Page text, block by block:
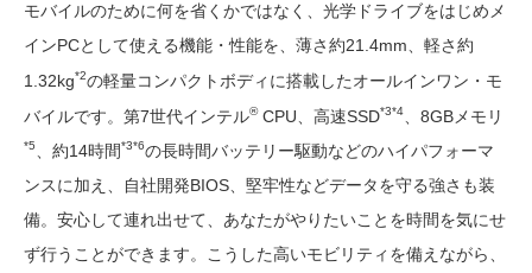
モバイルのために何を省くかではなく、光学ドライブをはじめメ
インPCとして使える機能・性能を、薄さ約21.4mm、軽さ約
1.32kg*2の軽量コンパクトボディに搭載したオールインワン・モ
バイルです。第7世代インテル®CPU、高速SSD*3*4 、8GBメモリ
*5 、約14時間*3*6の長時間バッテリー駆動などのハイパフォーマ
ンスに加え、自社開発BIOS、堅牢性などデータを守る強さも装
備。安心して連れ出せて、あなたがやりたいことを時間を気にせ
ず行うことができます。こうした高いモビリティを備えながら、